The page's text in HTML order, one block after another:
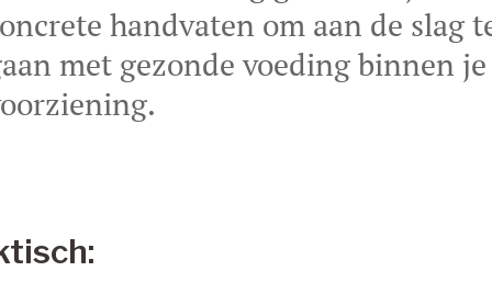
handvaten om aan de slag
met gezonde voeding binnen